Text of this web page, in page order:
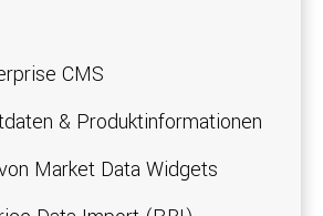
CMS
& Produktinformationen
Market Data Widgets